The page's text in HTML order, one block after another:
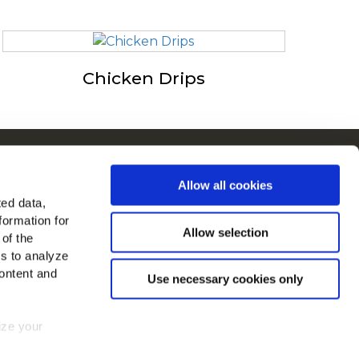
data,
for
the
to analyze
and
your
Allow all cookies
Allow selection
Use necessary cookies only
Chicken Drips
os på